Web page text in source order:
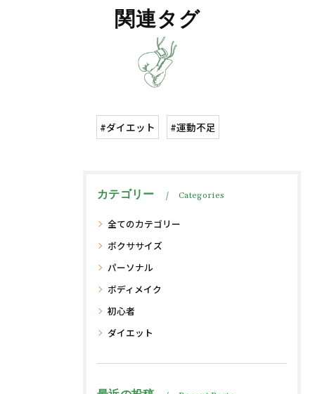
関連タグ
#ダイエット #運動不足
カテゴリー Categories
全てのカテゴリー
ボクササイズ
パーソナル
ボディメイク
初心者
ダイエット